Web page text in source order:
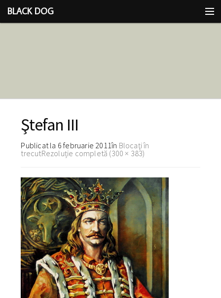
BLACK DOG
Ştefan III
Publicat la 6 februarie 2011în Blocaţi în
trecutRezoluție completă (300 × 383)